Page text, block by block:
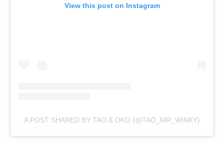
View this post on Instagram
A POST SHARED BY TAO & OKO (@TAO_MR_WINKY)